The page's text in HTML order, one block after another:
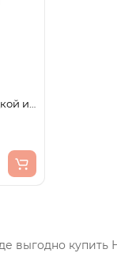
и
выгодно купить